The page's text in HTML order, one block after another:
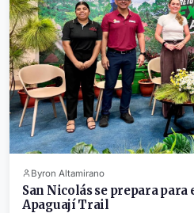
Byron Altamirano
San Nicolás se prepara
Apaguají Trail